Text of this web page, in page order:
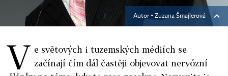
Autor ▪ Zuzana Šmajlerová
V e světových i tuzemských médiích se
začínají čím dál častěji objevovat nervózní